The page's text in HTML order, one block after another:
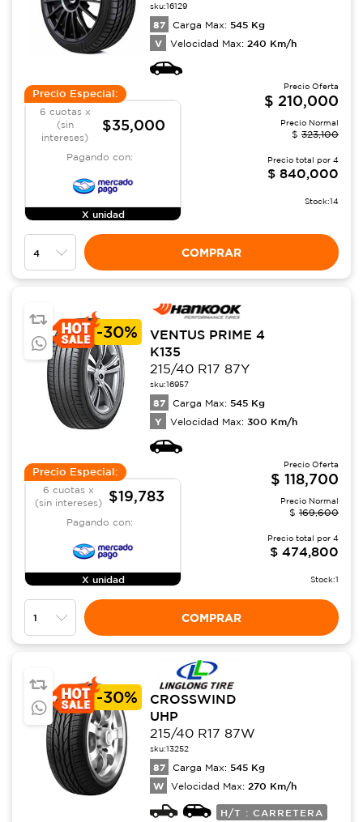
sku:16129
87 Carga Max: 545 Kg
V Velocidad Max: 240 Km/h
Precio Especial:
6 cuotas x
(sin
intereses)
$35,000
Pagando con:
X unidad
Precio Oferta
$ 210,000
Precio Normal
$ 323,100
Precio total por 4
$ 840,000
Stock:14
COMPRAR
-30%
VENTUS PRIME 4
K135
215/40 R17 87Y
sku:16957
87 Carga Max: 545 Kg
Y Velocidad Max: 300 Km/h
Precio Especial:
6 cuotas x
(sin intereses)
$19,783
Pagando con:
X unidad
Precio Oferta
$ 118,700
Precio Normal
$ 169,600
Precio total por 4
$ 474,800
Stock:1
COMPRAR
-30%
CROSSWIND
UHP
215/40 R17 87W
sku:13252
87 Carga Max: 545 Kg
W Velocidad Max: 270 Km/h
H/T : CARRETERA